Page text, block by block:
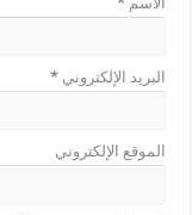
البريد الإلكتروني*
الموقع الإلكتروني